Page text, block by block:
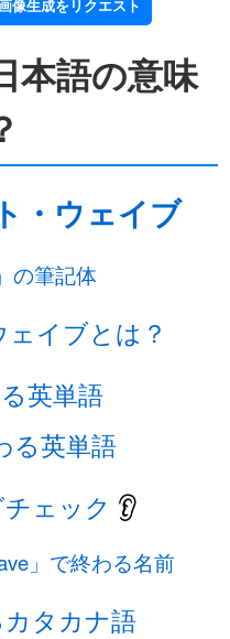
像生成をリクエスト
本語の意味
・ウェイブ
の筆記体
ェイブとは？
英単語
る英単語
ェック 👂
ave」で終わる名前
カタカナ語